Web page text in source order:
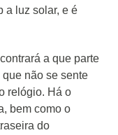
a luz solar, e é
a que parte
não se sente
relógio. Há o
bem como o
do